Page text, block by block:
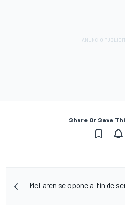
Share Or Save
McLaren se opone al fin de